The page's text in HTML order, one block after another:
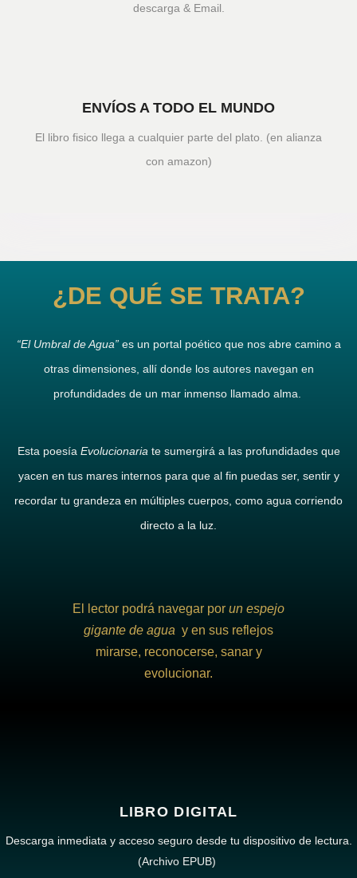
descarga & Email.
ENVÍOS A TODO EL MUNDO
El libro fisico llega a cualquier parte del plato. (en alianza
con amazon)
¿DE QUÉ SE TRATA?
“El Umbral de Agua”es un portal poético que nos abre camino a
otras dimensiones, allí donde los autores navegan en
profundidades de un mar inmenso llamado alma.
Esta poesía Evolucionaria te sumergirá a las profundidades que
yacen en tus mares internos para que al fin puedas ser, sentir y
recordar tu grandeza en múltiples cuerpos, como agua corriendo
directo a la luz.
El lector podrá navegar por un espejo
gigante de agua y en sus reflejos
mirarse, reconocerse, sanar y
evolucionar.
LIBRO DIGITAL
Descarga inmediata y acceso seguro desde tu dispositivo de lectura.
(Archivo EPUB)